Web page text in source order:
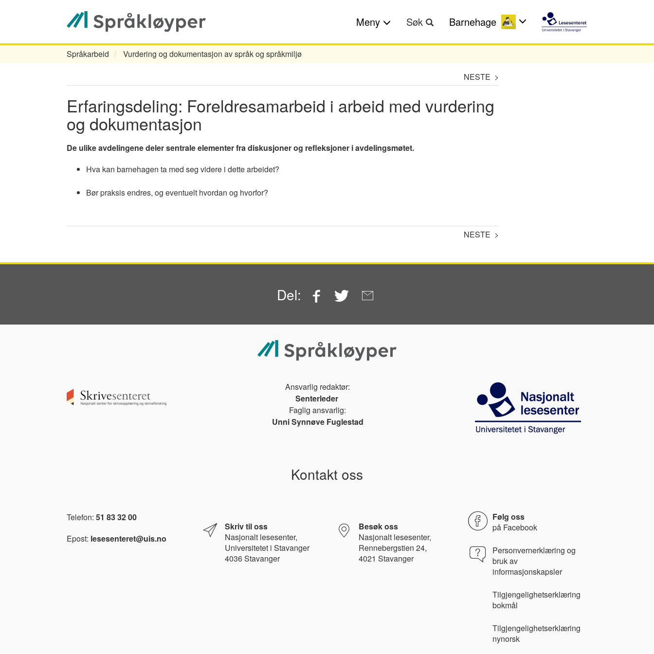
Meny Søk Barnehage
Navigasjonssti
Språkarbeid Vurdering og dokumentasjon av språk og språkmiljø
NESTE >
Erfaringsdeling: Foreldresamarbeid i arbeid med vurdering
og dokumentasjon
De ulike avdelingene deler sentrale elementer fra diskusjoner og refleksjoner i avdelingsmøtet.
Hva kan barnehagen ta med seg videre i dette arbeidet?
Bør praksis endres, og eventuelt hvordan og hvorfor?
NESTE >
Del: Facebook
Twitter
Image
Ansvarlig redaktør:
Senterleder
Faglig ansvarlig:
Unni Synnøve Fuglestad
Image
Kontakt oss
Telefon: 51 83 32 00
Epost: lesesenteret@uis.no
Skriv til oss
Nasjonalt lesesenter,
Universitetet i Stavanger
4036 Stavanger
Besøk oss
Nasjonalt lesesenter,
Rennebergstien 24,
4021 Stavanger
Følg oss
på Facebook
Personvernerklæring og
bruk av
informasjonskapsler
Tilgjengelighetserklæring
bokmål
Tilgjengelighetserklæring
nynorsk